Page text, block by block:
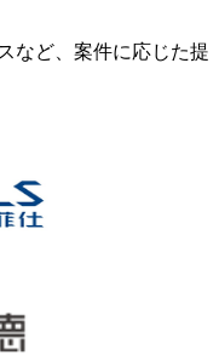
など、案件に応じた提